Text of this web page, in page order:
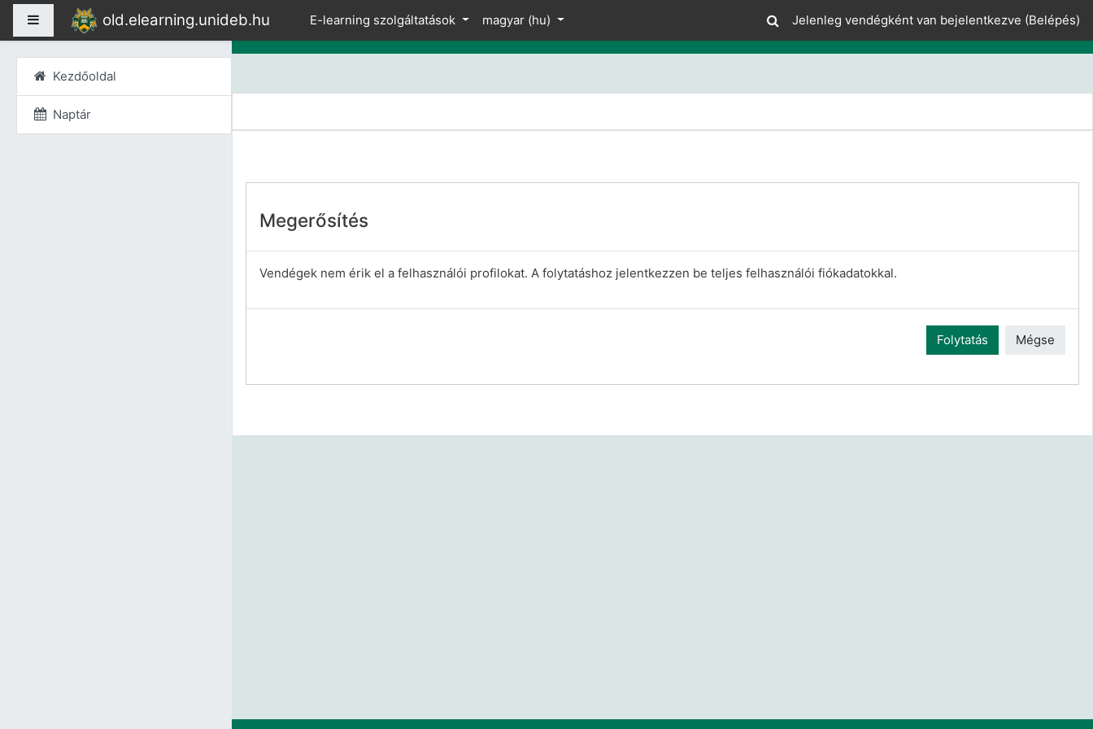
Oldalpanel old.elearning.unideb.hu E-learning szolgáltatások magyar ‎(hu)‎ Jelenleg vendégként van bejelentkezve (Belépés)
Megerősítés
Vendégek nem érik el a felhasználói profilokat. A folytatáshoz jelentkezzen be teljes felhasználói fiókadatokkal.
Folytatás Mégse
Kezdőoldal
Naptár